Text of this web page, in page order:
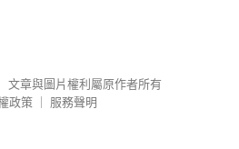
文章與圖片權利屬原作者所有
政策
服務聲明